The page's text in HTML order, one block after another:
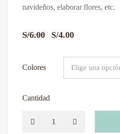
navideños, elaborar flores, etc.
S/6.00 S/4.00
Colores
Cantidad